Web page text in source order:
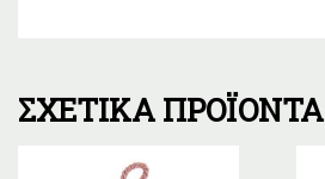
ΣΧΕΤΙΚΆ ΠΡΟΪΌΝΤΑ